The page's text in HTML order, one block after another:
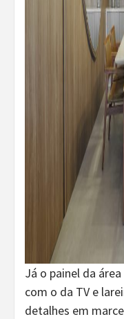
Já o painel da
com o da TV e
detalhes em